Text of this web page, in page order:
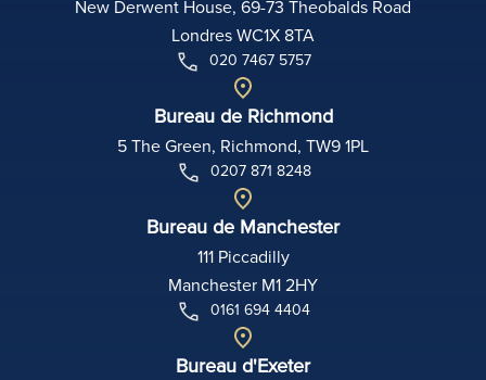
New Derwent House, 69-73 Theobalds Road
Londres WC1X 8TA
020 7467 5757
Bureau de Richmond
5 The Green, Richmond, TW9 1PL
0207 871 8248
Bureau de Manchester
111 Piccadilly
Manchester M1 2HY
0161 694 4404
Bureau d'Exeter